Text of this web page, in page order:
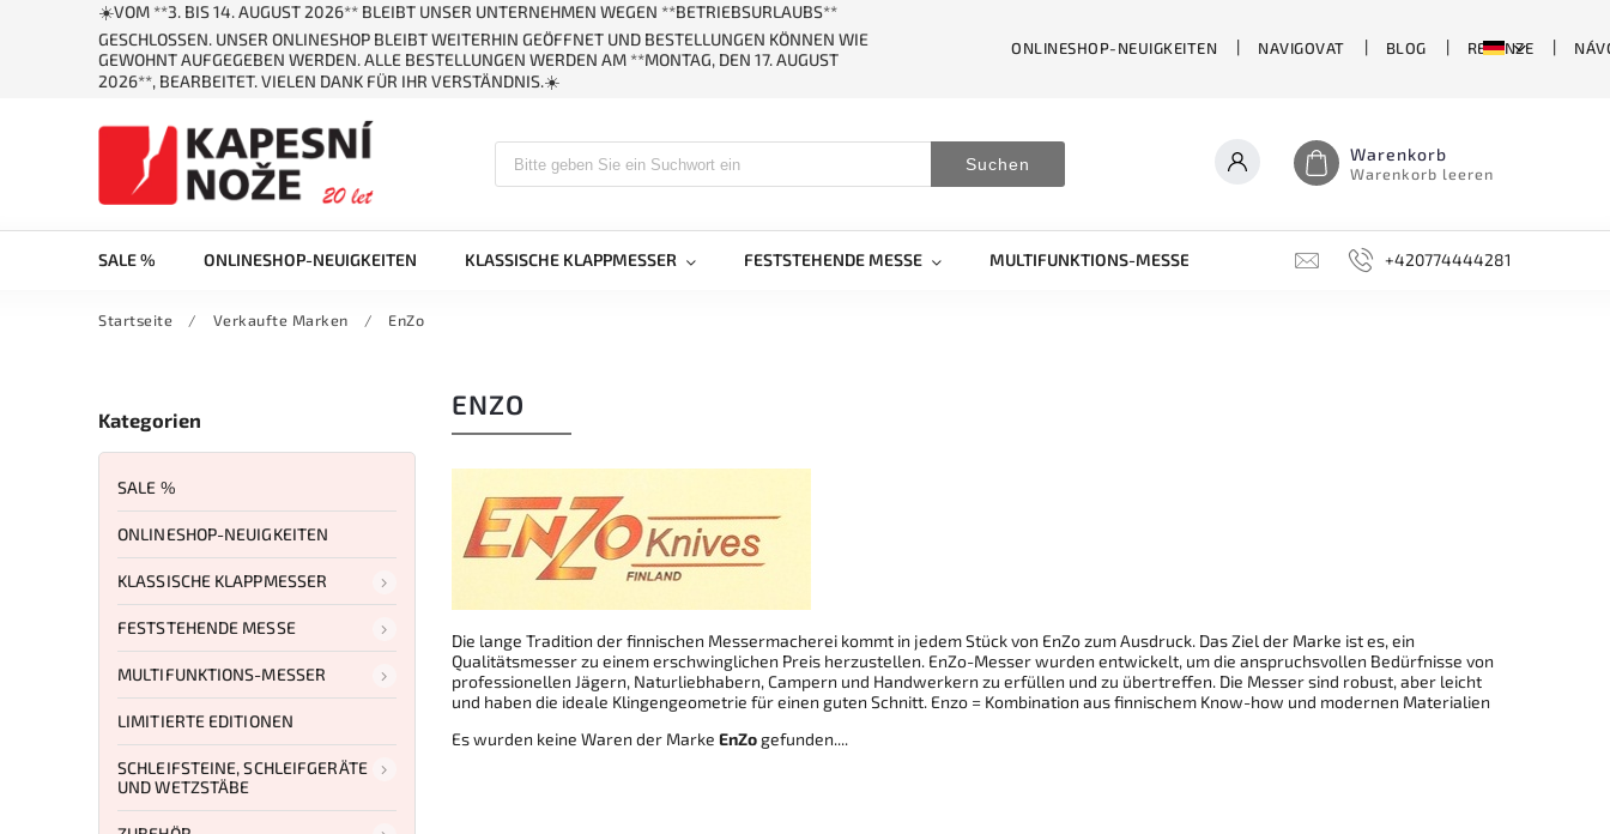
☀️VOM **3. BIS 14. AUGUST 2026** BLEIBT UNSER UNTERNEHMEN WEGEN **BETRIEBSURLAUBS**
GESCHLOSSEN. UNSER ONLINESHOP BLEIBT WEITERHIN GEÖFFNET UND BESTELLUNGEN KÖNNEN WIE
GEWOHNT AUFGEGEBEN WERDEN. ALLE BESTELLUNGEN WERDEN AM **MONTAG, DEN 17. AUGUST
2026**, BEARBEITET. VIELEN DANK FÜR IHR VERSTÄNDNIS.☀️
ONLINESHOP-NEUIGKEITEN NAVIGOVAT BLOG RECENZE
Suchen Warenkorb
Warenkorb leeren
SALE % ONLINESHOP-NEUIGKEITEN KLASSISCHE KLAPPMESSER FESTSTEHENDE MESSE MULTIFUNKTIONS-MESSER LIMITIERTE EDITIONEN+420774444281
Startseite / Verkaufte Marken / EnZo
Kategorien
SALE %
ONLINESHOP-NEUIGKEITEN
KLASSISCHE KLAPPMESSER
FESTSTEHENDE MESSE
MULTIFUNKTIONS-MESSER
LIMITIERTE EDITIONEN
SCHLEIFSTEINE, SCHLEIFGERÄTE
UND WETZSTÄBE
ENZO
Die lange Tradition der finnischen Messermacherei kommt in jedem Stück von EnZo zum Ausdruck. Das Ziel der Marke ist es, ein
Qualitätsmesser zu einem erschwinglichen Preis herzustellen. EnZo-Messer wurden entwickelt, um die anspruchsvollen Bedürfnisse von
professionellen Jägern, Naturliebhabern, Campern und Handwerkern zu erfüllen und zu übertreffen. Die Messer sind robust, aber leicht
und haben die ideale Klingengeometrie für einen guten Schnitt. Enzo = Kombination aus finnischem Know-how und modernen Materialien
Es wurden keine Waren der Marke EnZo gefunden....